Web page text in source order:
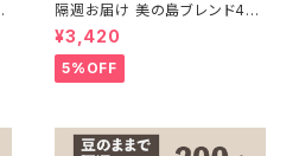
隔週お届け 美の島ブレンド40
0g【豆のまま】（200g×2袋）
¥3,420
5%OFF